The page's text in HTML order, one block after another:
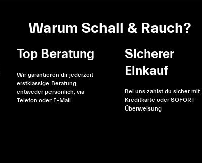
Warum Schall & Rauch?
Top Beratung
Wir garantieren dir jederzeit
erstklassige Beratung,
entweder persönlich, via
Telefon oder E-Mail
Sicherer
Einkauf
Bei uns zahlst du sicher mit
Kreditkarte oder SOFORT
Überweisung